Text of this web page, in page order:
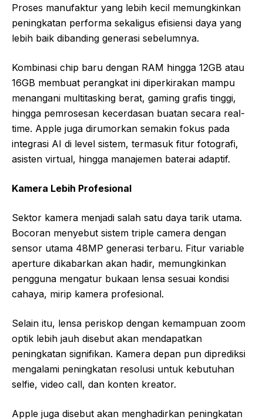
Proses manufaktur yang lebih kecil memungkinkan
peningkatan performa sekaligus efisiensi daya yang
lebih baik dibanding generasi sebelumnya.
Kombinasi chip baru dengan RAM hingga 12GB atau
16GB membuat perangkat ini diperkirakan mampu
menangani multitasking berat, gaming grafis tinggi,
hingga pemrosesan kecerdasan buatan secara real-
time. Apple juga dirumorkan semakin fokus pada
integrasi AI di level sistem, termasuk fitur fotografi,
asisten virtual, hingga manajemen baterai adaptif.
Kamera Lebih Profesional
Sektor kamera menjadi salah satu daya tarik utama.
Bocoran menyebut sistem triple camera dengan
sensor utama 48MP generasi terbaru. Fitur variable
aperture dikabarkan akan hadir, memungkinkan
pengguna mengatur bukaan lensa sesuai kondisi
cahaya, mirip kamera profesional.
Selain itu, lensa periskop dengan kemampuan zoom
optik lebih jauh disebut akan mendapatkan
peningkatan signifikan. Kamera depan pun diprediksi
mengalami peningkatan resolusi untuk kebutuhan
selfie, video call, dan konten kreator.
Apple juga disebut akan menghadirkan peningkatan